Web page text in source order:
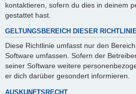
kontaktieren, sofern du dies in deinem
gestattet hast.
GELTUNGSBEREICH DIESER
Diese Richtlinie umfasst nur den
Software umfassen. Sofern der
seiner Software weitere
er dich darüber gesondert informieren.
AUSKUNFTSRECHT